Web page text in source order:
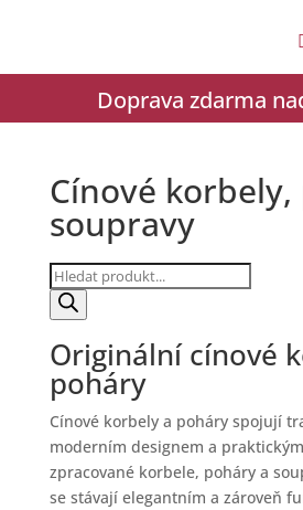
Doprava zdarma
Cínové
soupravy
Products
search
Originální cínové
poháry
Cínové korbely a poháry spojují
moderním designem a
zpracované korbele, poháry a
se stávají elegantním a zároveň